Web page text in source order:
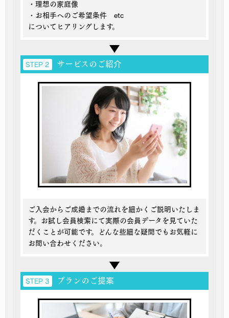
・理想の家庭像
・お相手へのご希望条件 etc
についてヒアリングします。
STEP 2 サービスのご紹介
ご入会からご成婚までの流れを細かくご説明いたしま
す。お試し会員検索にて実際の会員データを見ていた
だくことが可能です。どんな些細な疑問でもお気軽に
お問い合わせください。
STEP 3 プランのご提案